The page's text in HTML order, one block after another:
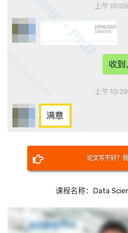
论文写不好？我
课程名称：Data